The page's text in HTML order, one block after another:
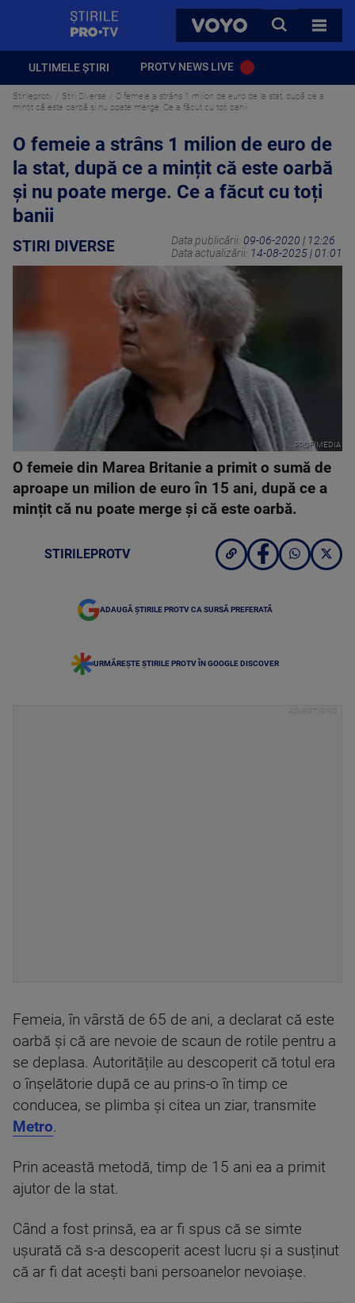
VOYO
CAUTA
TOATE
ULTIMELE ȘTIRI PROTV NEWS LIVE
Stirileprotv Stiri Diverse
O femeie a strâns 1 milion de euro de la stat, după ce a
mințit că este oarbă și nu poate merge. Ce a făcut cu toți banii
O femeie a strâns 1 milion de euro de
la stat, după ce a mințit că este oarbă
și nu poate merge. Ce a făcut cu toți
banii
STIRI DIVERSE Data publicării: 09-06-2020 | 12:26
Data actualizării: 14-08-2025 | 01:01
PROFIMEDIA
O femeie din Marea Britanie a primit o sumă de
aproape un milion de euro în 15 ani, după ce a
mințit că nu poate merge și că este oarbă.
STIRILEPROTV
ADAUGĂ ȘTIRILE PROTV CA SURSĂ PREFERATĂ
URMĂREȘTE ȘTIRILE PROTV ÎN GOOGLE DISCOVER
Femeia, în vârstă de 65 de ani, a declarat că este
oarbă și că are nevoie de scaun de rotile pentru a
se deplasa. Autoritățile au descoperit că totul era
o înșelătorie după ce au prins-o în timp ce
conducea, se plimba și citea un ziar, transmite
Metro.
Prin această metodă, timp de 15 ani ea a primit
ajutor de la stat.
Când a fost prinsă, ea ar fi spus că se simte
ușurată că s-a descoperit acest lucru și a susținut
că ar fi dat acești bani persoanelor nevoiașe.